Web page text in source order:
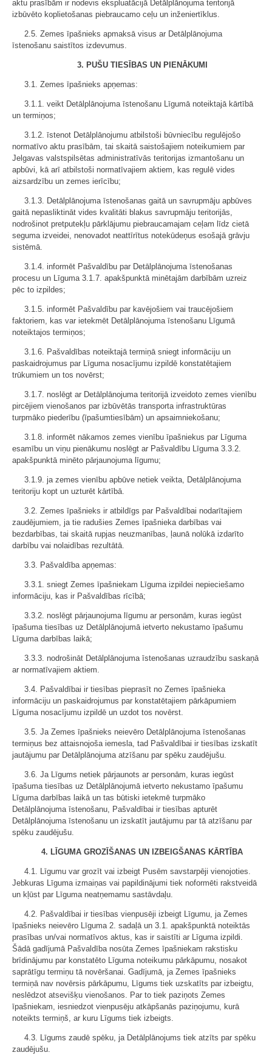
aktu prasībām ir nodevis ekspluatācijā Detālplānojuma teritorijā
izbūvēto koplietošanas piebraucamo ceļu un inženiertīklus.
2.5. Zemes īpašnieks apmaksā visus ar Detālplānojuma
īstenošanu saistītos izdevumus.
3. PUŠU TIESĪBAS UN PIENĀKUMI
3.1. Zemes īpašnieks apņemas:
3.1.1. veikt Detālplānojuma īstenošanu Līgumā noteiktajā kārtībā
un termiņos;
3.1.2. īstenot Detālplānojumu atbilstoši būvniecību regulējošo
normatīvo aktu prasībām, tai skaitā saistošajiem noteikumiem par
Jelgavas valstspilsētas administratīvās teritorijas izmantošanu un
apbūvi, kā arī atbilstoši normatīvajiem aktiem, kas regulē vides
aizsardzību un zemes ierīcību;
3.1.3. Detālplānojuma īstenošanas gaitā un savrupmāju apbūves
gaitā nepasliktināt vides kvalitāti blakus savrupmāju teritorijās,
nodrošinot pretputekļu pārklājumu piebraucamajam ceļam līdz cietā
seguma izveidei, nenovadot neattīrītus notekūdeņus esošajā grāvju
sistēmā.
3.1.4. informēt Pašvaldību par Detālplānojuma īstenošanas
procesu un Līguma 3.1.7. apakšpunktā minētajām darbībām uzreiz
pēc to izpildes;
3.1.5. informēt Pašvaldību par kavējošiem vai traucējošiem
faktoriem, kas var ietekmēt Detālplānojuma īstenošanu Līgumā
noteiktajos termiņos;
3.1.6. Pašvaldības noteiktajā termiņā sniegt informāciju un
paskaidrojumus par Līguma nosacījumu izpildē konstatētajiem
trūkumiem un tos novērst;
3.1.7. noslēgt ar Detālplānojuma teritorijā izveidoto zemes vienību
pircējiem vienošanos par izbūvētās transporta infrastruktūras
turpmāko piederību (īpašumtiesībām) un apsaimniekošanu;
3.1.8. informēt nākamos zemes vienību īpašniekus par Līguma
esamību un viņu pienākumu noslēgt ar Pašvaldību Līguma 3.3.2.
apakšpunktā minēto pārjaunojuma līgumu;
3.1.9. ja zemes vienību apbūve netiek veikta, Detālplānojuma
teritoriju kopt un uzturēt kārtībā.
3.2. Zemes īpašnieks ir atbildīgs par Pašvaldībai nodarītajiem
zaudējumiem, ja tie radušies Zemes īpašnieka darbības vai
bezdarbības, tai skaitā rupjas neuzmanības, ļaunā nolūkā izdarīto
darbību vai nolaidības rezultātā.
3.3. Pašvaldība apņemas:
3.3.1. sniegt Zemes īpašniekam Līguma izpildei nepieciešamo
informāciju, kas ir Pašvaldības rīcībā;
3.3.2. noslēgt pārjaunojuma līgumu ar personām, kuras iegūst
īpašuma tiesības uz Detālplānojumā ietverto nekustamo īpašumu
Līguma darbības laikā;
3.3.3. nodrošināt Detālplānojuma īstenošanas uzraudzību saskaņā
ar normatīvajiem aktiem.
3.4. Pašvaldībai ir tiesības pieprasīt no Zemes īpašnieka
informāciju un paskaidrojumus par konstatētajiem pārkāpumiem
Līguma nosacījumu izpildē un uzdot tos novērst.
3.5. Ja Zemes īpašnieks neievēro Detālplānojuma īstenošanas
termiņus bez attaisnojoša iemesla, tad Pašvaldībai ir tiesības izskatīt
jautājumu par Detālplānojuma atzīšanu par spēku zaudējušu.
3.6. Ja Līgums netiek pārjaunots ar personām, kuras iegūst
īpašuma tiesības uz Detālplānojumā ietverto nekustamo īpašumu
Līguma darbības laikā un tas būtiski ietekmē turpmāko
Detālplānojuma īstenošanu, Pašvaldībai ir tiesības apturēt
Detālplānojuma īstenošanu un izskatīt jautājumu par tā atzīšanu par
spēku zaudējušu.
4. LĪGUMA GROZĪŠANAS UN IZBEIGŠANAS KĀRTĪBA
4.1. Līgumu var grozīt vai izbeigt Pusēm savstarpēji vienojoties.
Jebkuras Līguma izmaiņas vai papildinājumi tiek noformēti rakstveidā
un kļūst par Līguma neatņemamu sastāvdaļu.
4.2. Pašvaldībai ir tiesības vienpusēji izbeigt Līgumu, ja Zemes
īpašnieks neievēro Līguma 2. sadaļā un 3.1. apakšpunktā noteiktās
prasības un/vai normatīvos aktus, kas ir saistīti ar Līguma izpildi.
Šādā gadījumā Pašvaldība nosūta Zemes īpašniekam rakstisku
brīdinājumu par konstatēto Līguma noteikumu pārkāpumu, nosakot
saprātīgu termiņu tā novēršanai. Gadījumā, ja Zemes īpašnieks
termiņā nav novērsis pārkāpumu, Līgums tiek uzskatīts par izbeigtu,
neslēdzot atsevišķu vienošanos. Par to tiek paziņots Zemes
īpašniekam, iesniedzot vienpusēju atkāpšanās paziņojumu, kurā
noteikts termiņš, ar kuru Līgums tiek izbeigts.
4.3. Līgums zaudē spēku, ja Detālplānojums tiek atzīts par spēku
zaudējušu.